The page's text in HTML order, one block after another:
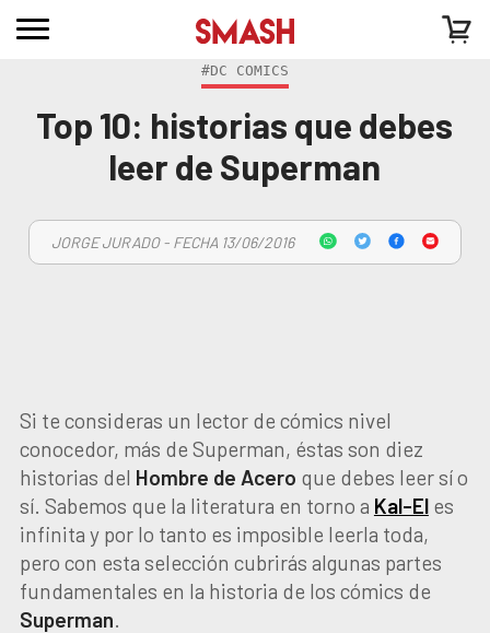
#DC COMICS
Top 10: historias que debes
leer de Superman
JORGE JURADO - FECHA 13/06/2016
Si te consideras un lector de cómics nivel
conocedor, más de Superman, éstas son diez
historias del Hombre de Acero que debes leer sí o
sí. Sabemos que la literatura en torno a Kal-Eles
infinita y por lo tanto es imposible leerla toda,
pero con esta selección cubrirás algunas partes
fundamentales en la historia de los cómics de
Superman.